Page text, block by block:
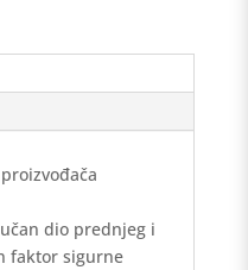
dio prednjeg i
faktor sigurne